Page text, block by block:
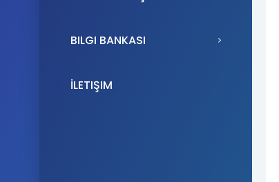
BILGI BANKASI
İLETIŞIM